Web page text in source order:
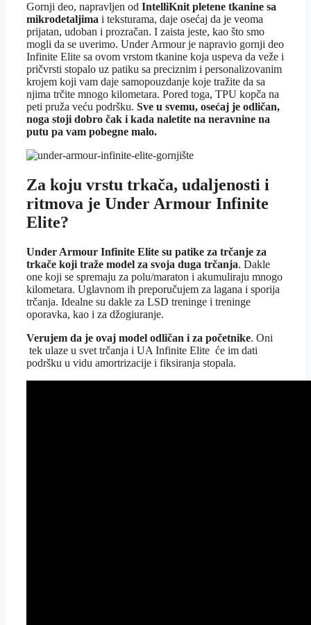
Gornji deo, napravljen od IntelliKnit pletene tkanine sa
mikrodetaljima i teksturama, daje osećaj da je veoma
prijatan, udoban i prozračan. I zaista jeste, kao što smo
mogli da se uverimo. Under Armour je napravio gornji deo
Infinite Elite sa ovom vrstom tkanine koja uspeva da veže i
pričvrsti stopalo uz patiku sa preciznim i personalizovanim
krojem koji vam daje samopouzdanje koje tražite da sa
njima trčite mnogo kilometara. Pored toga, TPU kopča na
peti pruža veću podršku. Sve u svemu, osećaj je odličan,
noga stoji dobro čak i kada naletite na neravnine na
putu pa vam pobegne malo.
Za koju vrstu trkača, udaljenosti i
ritmova je Under Armour Infinite
Elite?
Under Armour Infinite Elite su patike za trčanje za
trkače koji traže model za svoja duga trčanja. Dakle
one koji se spremaju za polu/maraton i akumuliraju mnogo
kilometara. Uglavnom ih preporučujem za lagana i sporija
trčanja. Idealne su dakle za LSD treninge i treninge
oporavka, kao i za džogiuranje.
Verujem da je ovaj model odličan i za početnike. Oni
tek ulaze u svet trčanja i UA Infinite Elite će im dati
podršku u vidu amortrizacije i fiksiranja stopala.